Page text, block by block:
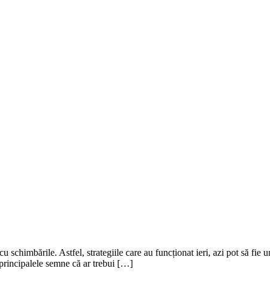
schimbările. Astfel, strategiile care au funcționat ieri, azi pot să fie
semne că ar trebui […]